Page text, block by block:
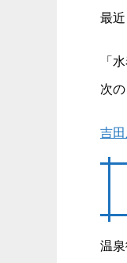
最
「
次
吉
温